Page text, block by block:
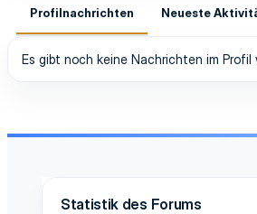
Profilnachrichten Neueste
Es gibt noch keine Nachrichten im Profil
Statistik des Forums